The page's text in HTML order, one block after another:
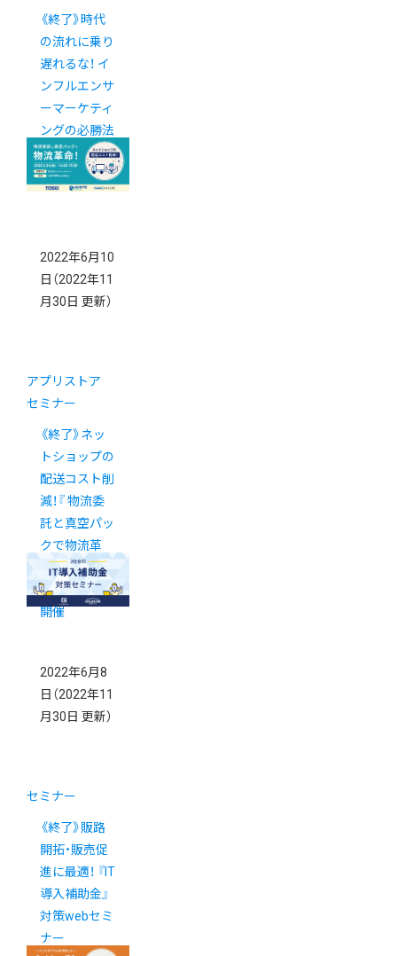
《終了》時代
の流れに乗り
遅れるな！ イ
ンフルエンサ
ーマーケティ
ングの必勝法
を解説
2022年6月10
日 （2022年11
月30日 更新）
アプリストア
セミナー
《終了》ネッ
トショップの
配送コスト削
減！『 物流委
託と真空パッ
クで物流革
命！』 オンラ
インセミナー
開催
2022年6月8
日 （2022年11
月30日 更新）
セミナー
《終了》販路
開拓・販売促
進に最適！ 『IT
導入補助金』
対策webセミ
ナー